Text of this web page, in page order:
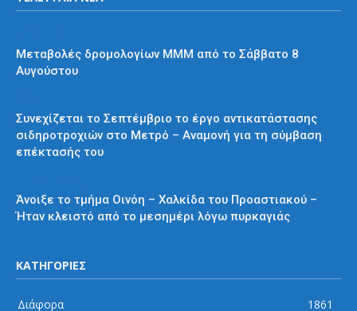
Μεταβολές δρομολογίων ΜΜΜ από το Σάββατο 8
Αυγούστου
Συνεχίζεται το Σεπτέμβριο το έργο αντικατάστασης
σιδηροτροχιών στο Μετρό – Αναμονή για τη σύμβαση
επέκτασής του
Άνοιξε το τμήμα Οινόη – Χαλκίδα του Προαστιακού –
Ήταν κλειστό από το μεσημέρι λόγω πυρκαγιάς
ΚΑΤΗΓΟΡΙΕΣ
Διάφορα 1861